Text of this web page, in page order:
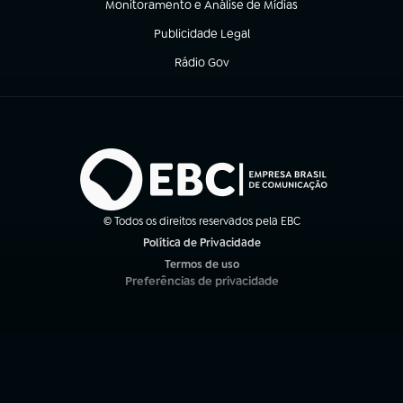
Monitoramento e Análise de Mídias
(abre em nova aba)
Publicidade Legal
(abre em nova aba)
Rádio Gov
(abre em nova aba)
© Todos os direitos reservados pela EBC
Política de Privacidade
Termos de uso
(abre em nova aba)
Preferências de privacidade